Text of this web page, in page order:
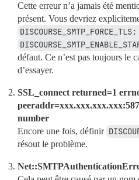
Cette erreur n’a jamais été
présent. Vous devriez
défaut. Ce n’est pas toujours le
d’essayer.
SSL_connect returned=1
number
Encore une fois, définir
résout le problème.